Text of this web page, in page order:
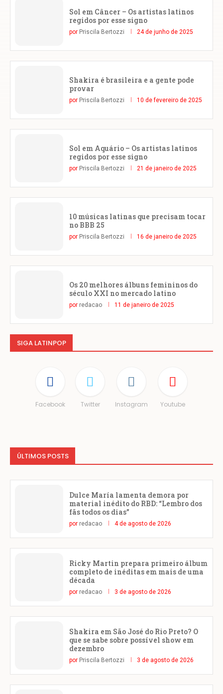
Sol em Câncer – Os artistas latinos
regidos por esse signo
por Priscila Bertozzi 24 de junho de 2025
Shakira é brasileira e a gente pode
provar
por Priscila Bertozzi 10 de fevereiro de 2025
Sol em Aquário – Os artistas latinos
regidos por esse signo
por Priscila Bertozzi 21 de janeiro de 2025
10 músicas latinas que precisam tocar
no BBB 25
por Priscila Bertozzi 16 de janeiro de 2025
Os 20 melhores álbuns femininos do
século XXI no mercado latino
por redacao 11 de janeiro de 2025
SIGA LATINPOP
Facebook Twitter Instagram Youtube
ÚLTIMOS POSTS
Dulce María lamenta demora por
material inédito do RBD: “Lembro dos
fãs todos os dias”
por redacao 4 de agosto de 2026
Ricky Martin prepara primeiro álbum
completo de inéditas em mais de uma
década
por redacao 3 de agosto de 2026
Shakira em São José do Rio Preto? O
que se sabe sobre possível show em
dezembro
por Priscila Bertozzi 3 de agosto de 2026